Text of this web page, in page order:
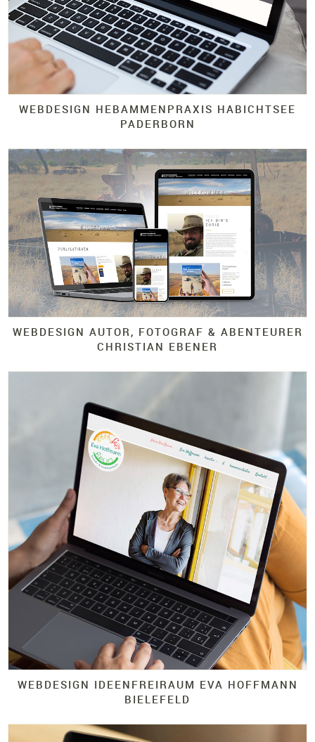
WEBDESIGN HEBAMMENPRAXIS HABICHTSEE
PADERBORN
WEBDESIGN AUTOR, FOTOGRAF & ABENTEURER
CHRISTIAN EBENER
WEBDESIGN IDEENFREIRAUM EVA HOFFMANN
BIELEFELD